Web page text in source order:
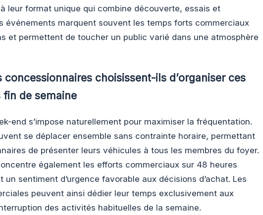
leur format unique qui combine découverte, essais et
événements marquent souvent les temps forts commerciaux
et permettent de toucher un public varié dans une atmosphère
concessionnaires choisissent-ils d’organiser ces
fin de semaine
end s’impose naturellement pour maximiser la fréquentation.
se déplacer ensemble sans contrainte horaire, permettant
de présenter leurs véhicules à tous les membres du foyer.
également les efforts commerciaux sur 48 heures
un sentiment d’urgence favorable aux décisions d’achat. Les
peuvent ainsi dédier leur temps exclusivement aux
des activités habituelles de la semaine.